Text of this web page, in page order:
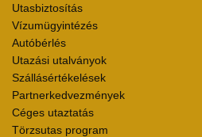
Utasbiztosítás
Vízumügyintézés
Autóbérlés
Utazási utalványok
Szállásértékelések
Partnerkedvezmények
Céges utaztatás
Törzsutas program